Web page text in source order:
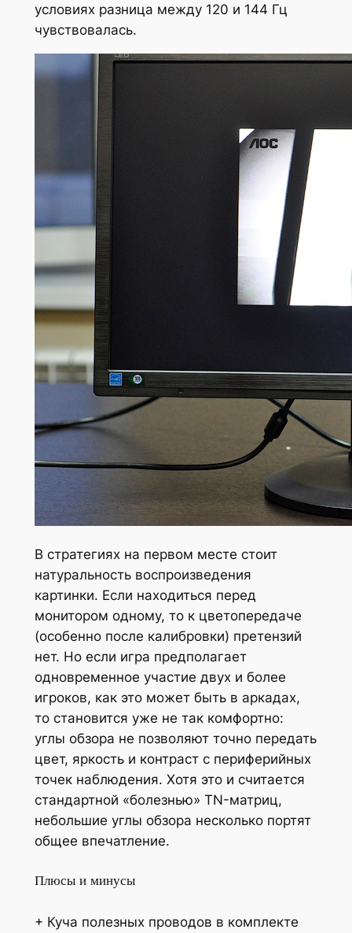
условиях разница между 120 и 144 Гц
чувствовалась.
В стратегиях на первом месте стоит
натуральность воспроизведения
картинки. Если находиться перед
монитором одному, то к цветопередаче
(особенно после калибровки) претензий
нет. Но если игра предполагает
одновременное участие двух и более
игроков, как это может быть в аркадах,
то становится уже не так комфортно:
углы обзора не позволяют точно передать
цвет, яркость и контраст с периферийных
точек наблюдения. Хотя это и считается
стандартной «болезнью» TN-матриц,
небольшие углы обзора несколько портят
общее впечатление.
Плюсы и минусы
+ Куча полезных проводов в комплекте